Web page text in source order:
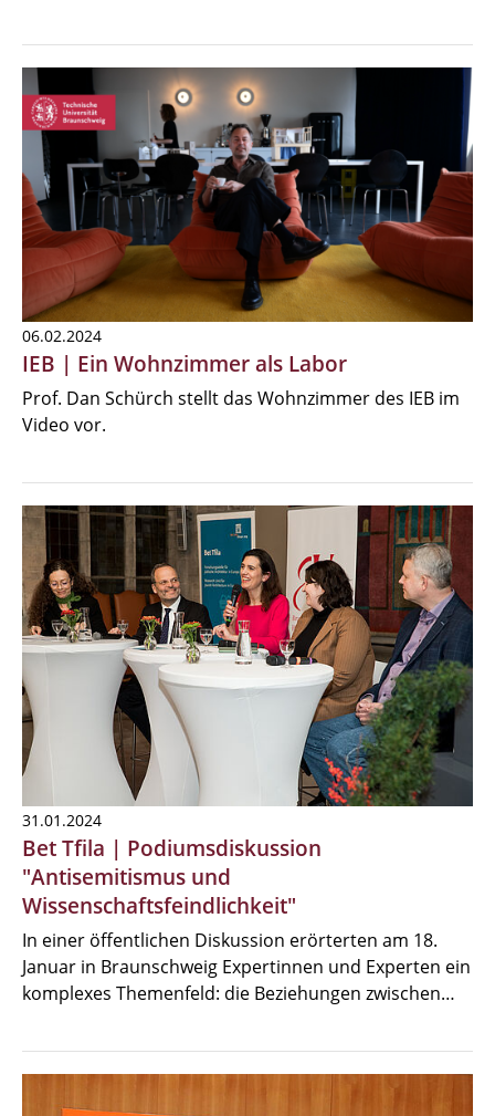
06.02.2024
IEB | Ein Wohnzimmer als Labor
Prof. Dan Schürch stellt das Wohnzimmer des IEB im
Video vor.
31.01.2024
Bet Tfila | Podiumsdiskussion
"Antisemitismus und
Wissenschaftsfeindlichkeit"
In einer öffentlichen Diskussion erörterten am 18.
Januar in Braunschweig Expertinnen und Experten ein
komplexes Themenfeld: die Beziehungen zwischen…